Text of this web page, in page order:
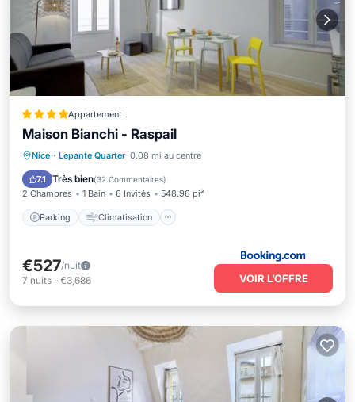
Appartement
Maison Bianchi - Raspail
Nice · Lepante Quarter 0.08 mi au centre
7.1 Très bien(32 Commentaires)
2 Chambres 1 Bain 6 Invités 548.96 pi²
Parking Climatisation
Parking Climatisation
Adapté aux enfants
€527/nuit
7 nuits - €3,686 VOIR L’OFFRE